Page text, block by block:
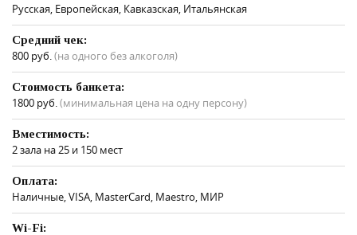
Русская, Европейская, Кавказская, Итальянская
Средний чек:
800 руб.(на одного без алкоголя)
Стоимость банкета:
1800 руб.(минимальная цена на одну персону)
Вместимость:
2 зала на 25 и 150 мест
Оплата:
Наличные, VISA, MasterCard, Maestro, МИР
Wi-Fi: